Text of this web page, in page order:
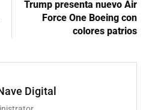
Trump presenta nuevo Air
Force One Boeing con
colores patrios
Digital